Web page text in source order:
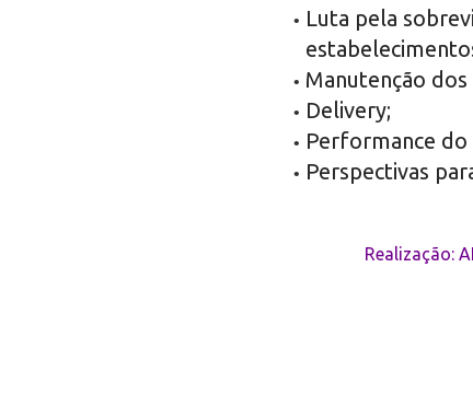
Luta pela
Manutenção
Delivery;
Performance do
Perspectivas
Realização: